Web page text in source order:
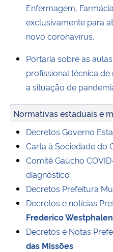
Enfermagem,
exclusivamente para
novo coronavírus.
Portaria sobre as
profissional técnica
a situação de
Normativas estaduais e
Decretos Governo
Carta à Sociedade do
Comitê Gaúcho
diagnóstico
Decretos Prefeitura
Decretos e notícias
Frederico Westphalen
Decretos e Notas
das Missões